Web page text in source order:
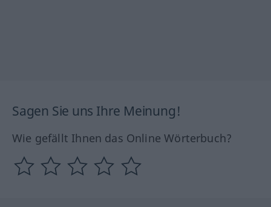
Sagen Sie uns Ihre Meinung!
Wie gefällt Ihnen das Online Wörterbuch?